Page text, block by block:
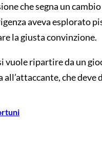
che segna un
aveva esplorato
la giusta convinzione.
vuole ripartire da un
all’attaccante, che